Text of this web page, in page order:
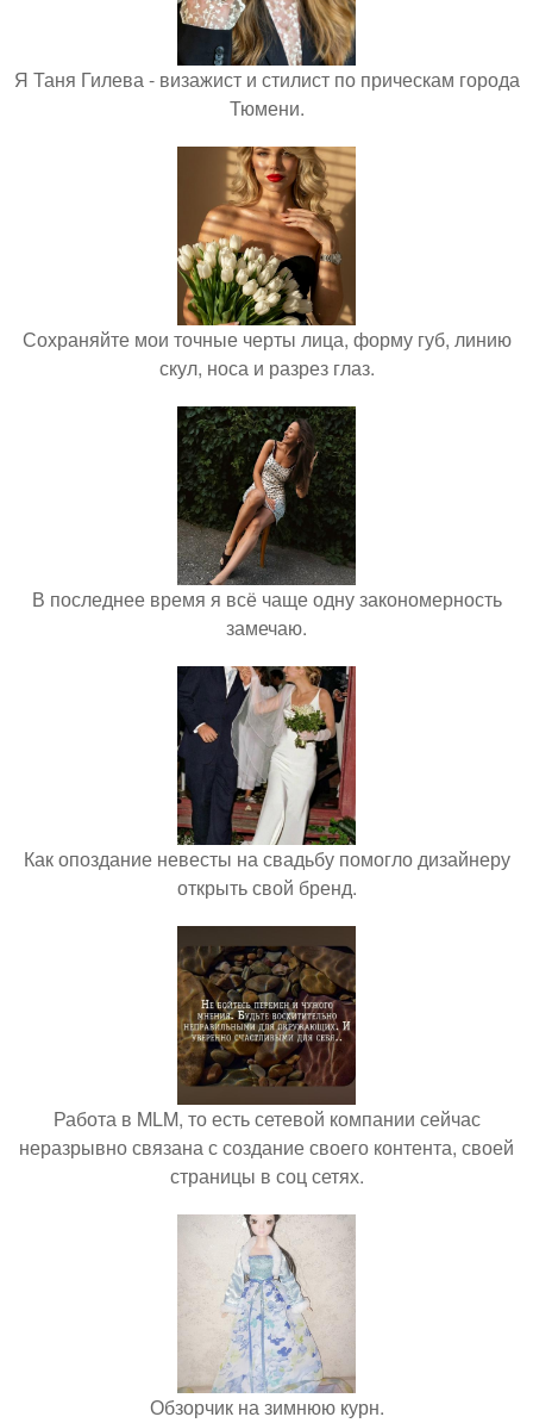
Я Таня Гилева - визажист и стилист по прическам города
Тюмени.
Сохраняйте мои точные черты лица, форму губ, линию
скул, носа и разрез глаз.
В последнее время я всё чаще одну закономерность
замечаю.
Как опоздание невесты на свадьбу помогло дизайнеру
открыть свой бренд.
Работа в MLM, то есть сетевой компании сейчас
неразрывно связана с создание своего контента, своей
страницы в соц сетях.
Обзорчик на зимнюю курн.